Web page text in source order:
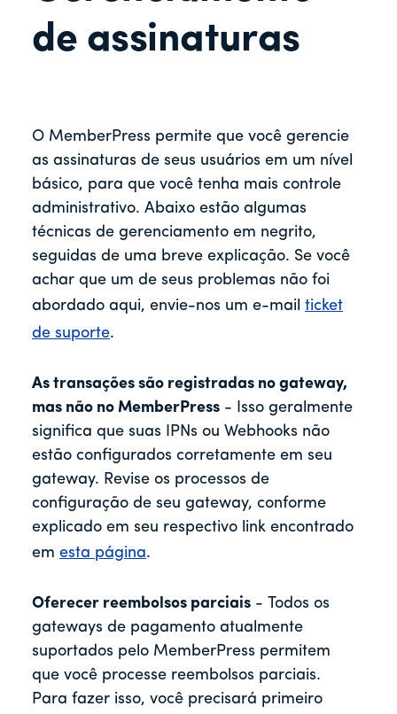
de assinaturas
O MemberPress permite que você gerencie
as assinaturas de seus usuários em um nível
básico, para que você tenha mais controle
administrativo. Abaixo estão algumas
técnicas de gerenciamento em negrito,
seguidas de uma breve explicação. Se você
achar que um de seus problemas não foi
abordado aqui, envie-nos um e-mail ticket
de suporte.
As transações são registradas no gateway,
mas não no MemberPress - Isso geralmente
significa que suas IPNs ou Webhooks não
estão configurados corretamente em seu
gateway. Revise os processos de
configuração de seu gateway, conforme
explicado em seu respectivo link encontrado
em esta página.
Oferecer reembolsos parciais - Todos os
gateways de pagamento atualmente
suportados pelo MemberPress permitem
que você processe reembolsos parciais.
Para fazer isso, você precisará primeiro